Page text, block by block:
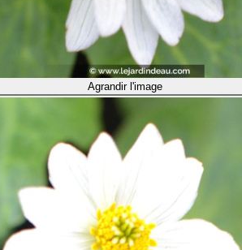
Agrandir l'image